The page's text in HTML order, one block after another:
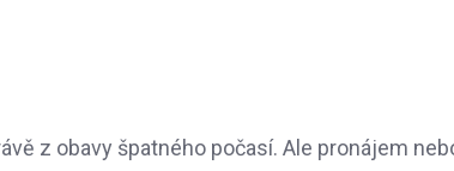
z obavy špatného počasí. Ale pronájem